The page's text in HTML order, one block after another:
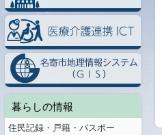
暮らしの情報
住民記録・戸籍・パスポー